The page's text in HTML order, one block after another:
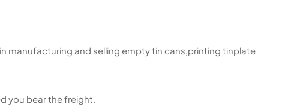
manufacturing and selling empty tin cans,printing tinplate
you bear the freight.